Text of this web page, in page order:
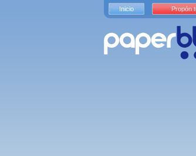
Inicio Propón